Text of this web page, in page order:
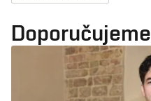
Doporučujeme